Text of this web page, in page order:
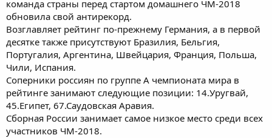
команда страны перед стартом домашнего ЧМ-2018
обновила свой антирекорд.
Возглавляет рейтинг по-прежнему Германия, а в первой
десятке также присутствуют Бразилия, Бельгия,
Португалия, Аргентина, Швейцария, Франция, Польша,
Чили, Испания.
Соперники россиян по группе А чемпионата мира в
рейтинге занимают следующие позиции: 14.Уругвай,
45.Египет, 67.Саудовская Аравия.
Сборная России занимает самое низкое место среди всех
участников ЧМ-2018.